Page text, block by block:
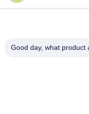
teneur en carbone
518106
Good day, what product